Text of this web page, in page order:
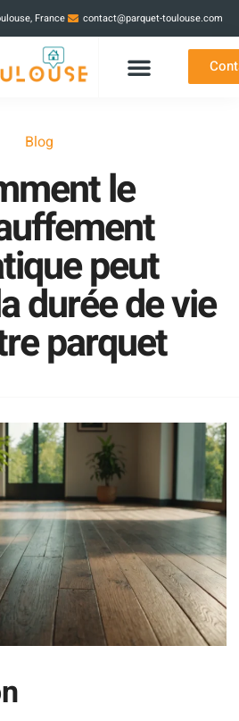
France contact@parquet-toulouse.com
Blog
le
peut
durée de vie
parquet